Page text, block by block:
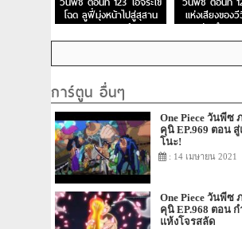
โฉด ลูฟี่มุ่งหน้าไปสู่สุสาน
ของราชวงศ์สิ
แห่งเสียงของ
ร่ายรำลง
การ์ตูน อื่นๆ
One Piece วันพีซ
คุนิ EP.969 ตอน
โนะ!
: 14 เมษายน 2021
One Piece วันพีซ
คุนิ EP.968 ตอน ก
แห้งโจรสลัด